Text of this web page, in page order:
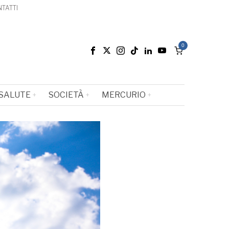
0
SOCIETÀ MERCURIO